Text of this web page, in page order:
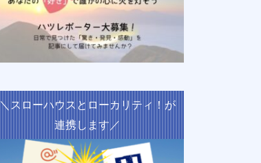
＼スローハウスとローカリティ！が
連携します／